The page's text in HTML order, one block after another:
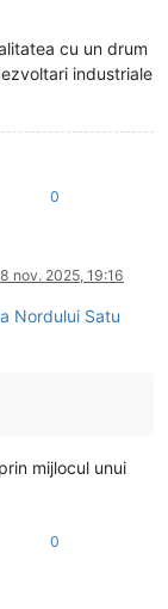
cu un drum
industriale
0
8 nov. 2025, 19:16
Nordului Satu
mijlocul unui
0